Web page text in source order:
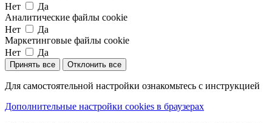
Нет
Да
Аналитические файлы cookie
Нет
Да
Маркетинговые файлы cookie
Нет
Да
Принять все Отклонить все
Для самостоятельной настройки ознакомьтесь с инструкцией
Дополнительные настройки cookies в браузерах